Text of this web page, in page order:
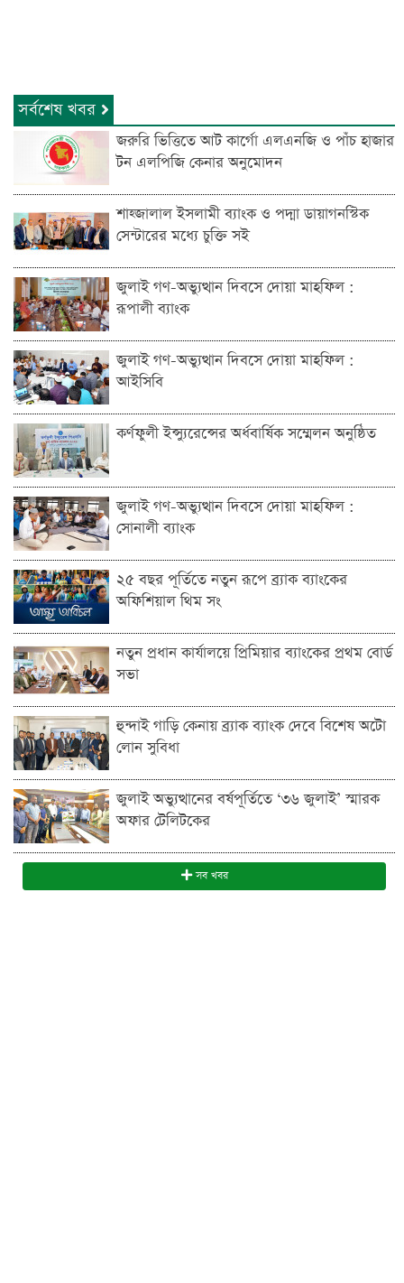
সর্বশেষ খবর
জরুরি ভিত্তিতে আট কার্গো এলএনজি ও পাঁচ হাজার
টন এলপিজি কেনার অনুমোদন
শাহ্জালাল ইসলামী ব্যাংক ও পদ্মা ডায়াগনস্টিক
সেন্টারের মধ্যে চুক্তি সই
জুলাই গণ-অভ্যুত্থান দিবসে দোয়া মাহফিল :
রূপালী ব্যাংক
জুলাই গণ-অভ্যুত্থান দিবসে দোয়া মাহফিল :
আইসিবি
কর্ণফুলী ইন্স্যুরেন্সের অর্ধবার্ষিক সম্মেলন অনুষ্ঠিত
জুলাই গণ-অভ্যুত্থান দিবসে দোয়া মাহফিল :
সোনালী ব্যাংক
২৫ বছর পূর্তিতে নতুন রূপে ব্র্যাক ব্যাংকের
অফিশিয়াল থিম সং
নতুন প্রধান কার্যালয়ে প্রিমিয়ার ব্যাংকের প্রথম বোর্ড
সভা
হুন্দাই গাড়ি কেনায় ব্র্যাক ব্যাংক দেবে বিশেষ অটো
লোন সুবিধা
জুলাই অভ্যুত্থানের বর্ষপূর্তিতে ‘৩৬ জুলাই’ স্মারক
অফার টেলিটকের
সব খবর